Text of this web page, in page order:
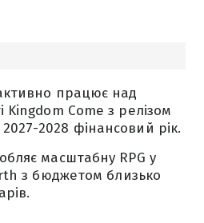
працює над
Kingdom Come з релізом
2028 фінансовий рік.
масштабну RPG у
з бюджетом близько